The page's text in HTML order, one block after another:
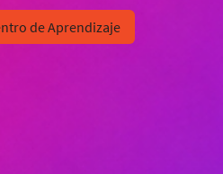
de Aprendizaje